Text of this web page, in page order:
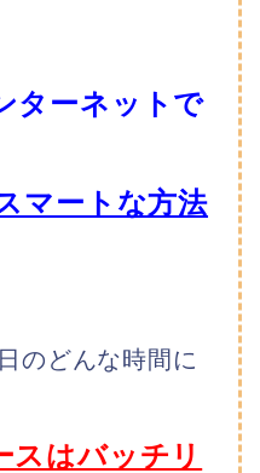
ターネットで
マートな方法
のどんな時間に
スはバッチリ